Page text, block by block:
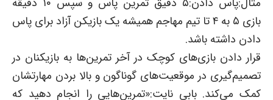
بازی ۵ به ۴ تا تیم مهاجم همیشه یک بازیکن آزاد برای پاس
دادن داشته باشد.
قرار دادن بازی‌های کوچک در آخر تمرین‌ها به بازیکنان در
تصمیم‌گیری در موقعیت‌های گوناگون و بالا بردن مهارتشان
کمک می‌کند. بابی نایت:«تمرین‌هایی را انجام دهید که